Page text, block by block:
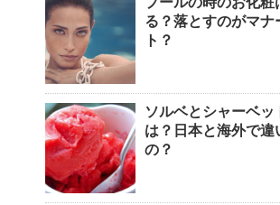
る？落とすのがマナ
ト？
ソルベとシャーベッ
は？日本と海外で違
の？